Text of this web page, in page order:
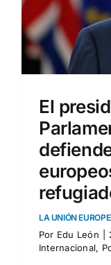
El
LA UNIÓN
Por Edu León
Internacional,